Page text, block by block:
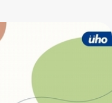
所致 位居男性死亡第4位
數據顯示，口腔癌發生率
2千7百人死於口腔癌；不
。研究顯示，台灣每10個
榔正是造成民眾罹患口腔